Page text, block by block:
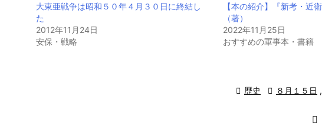
大東亜戦争は昭和５０年４月３０日に終結し
た
2012年11月24日
安保・戦略
【本の紹介】『新考・近
（著）
2022年11月25日
おすすめの軍事本・書籍
 歴史  ８月１５日 ,
